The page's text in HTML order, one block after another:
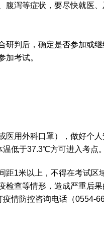
泻等症状，要尽快就医、
判后，确定是否参加或继
加考试。
用外科口罩），做好个人
低于37.3℃方可进入考
1米以上，不得在考试区
查等情形，造成严重后果
情防控咨询电话（0554-